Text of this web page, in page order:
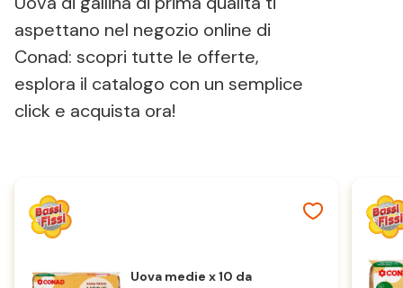
aspettano nel negozio online di
Conad: scopri tutte le offerte,
esplora il catalogo con un semplice
click e acquista ora!
Uova medie x 10 da